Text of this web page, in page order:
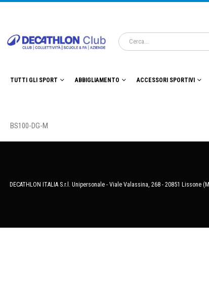
TUTTI GLI SPORT ABBIGLIAMENTO ACCESSORI SPORTIVI
BS100-DG-M
DECATHLON ITALIA S.r.l. Unipersonale - Viale Valassina, 268 - 20851 Lissone